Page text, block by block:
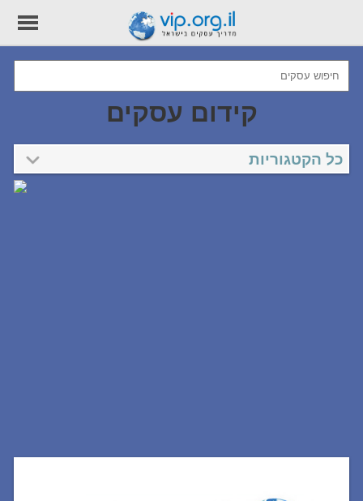
קידום עסקים
כל הקטגוריות